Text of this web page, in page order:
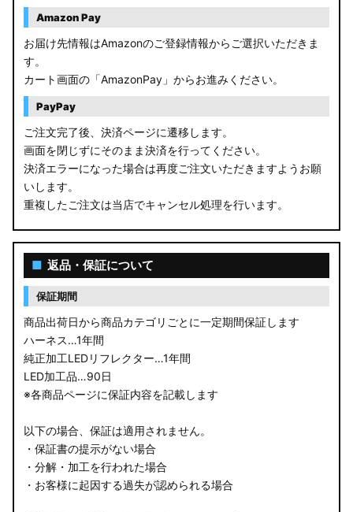
Amazon Pay
お届け先情報はAmazonのご登録情報からご選択いただきま
す。
カート画面の「AmazonPay」からお進みください。
PayPay
ご注文完了後、決済ページに遷移します。
画面を閉じずにそのまま決済を行ってください。
決済エラーになった場合は再度ご注文いただきますようお願
いします。
重複したご注文は当店でキャンセル処理を行います。
■ 返品・保証について
保証期間
商品出荷日から商品カテゴリごとに一定期間保証します
ハーネス…1年間
純正加工LEDリフレクター…1年間
LED加工品…90日
※各商品ページに保証内容を記載します
以下の場合、保証は適用されません。
・保証書の提示がない場合
・分解・加工を行われた場合
・お客様に起因する過失が認められる場合